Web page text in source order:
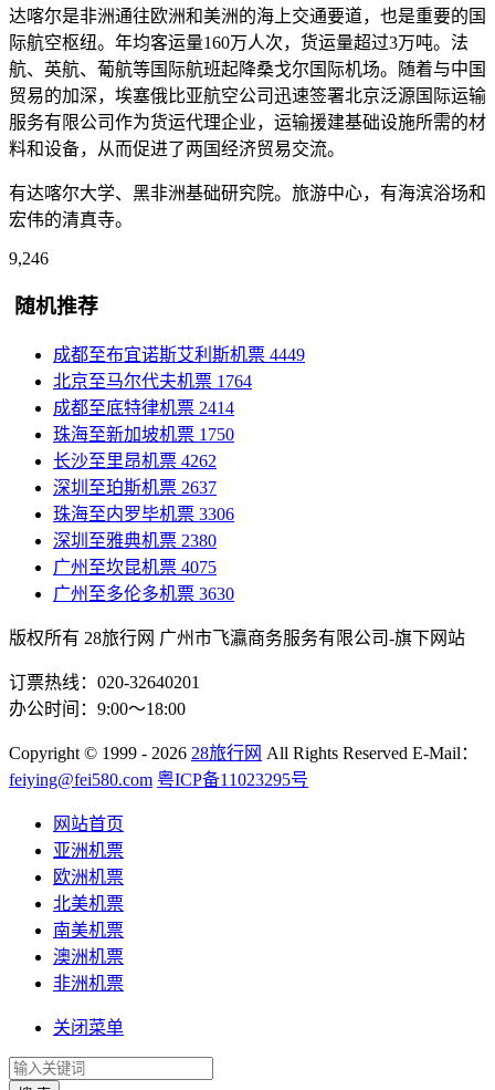
达喀尔是非洲通往欧洲和美洲的海上交通要道，也是重要的国
际航空枢纽。年均客运量160万人次，货运量超过3万吨。法
航、英航、葡航等国际航班起降桑戈尔国际机场。随着与中国
贸易的加深，埃塞俄比亚航空公司迅速签署北京泛源国际运输
服务有限公司作为货运代理企业，运输援建基础设施所需的材
料和设备，从而促进了两国经济贸易交流。
有达喀尔大学、黑非洲基础研究院。旅游中心，有海滨浴场和
宏伟的清真寺。
9,246
随机推荐
成都至布宜诺斯艾利斯机票 4449
北京至马尔代夫机票 1764
成都至底特律机票 2414
珠海至新加坡机票 1750
长沙至里昂机票 4262
深圳至珀斯机票 2637
珠海至内罗毕机票 3306
深圳至雅典机票 2380
广州至坎昆机票 4075
广州至多伦多机票 3630
版权所有 28旅行网 广州市飞瀛商务服务有限公司-旗下网站
订票热线：020-32640201
办公时间：9:00～18:00
Copyright © 1999 - 2026 28旅行网 All Rights Reserved E-Mail：
feiying@fei580.com 粤ICP备11023295号
网站首页
亚洲机票
欧洲机票
北美机票
南美机票
澳洲机票
非洲机票
关闭菜单